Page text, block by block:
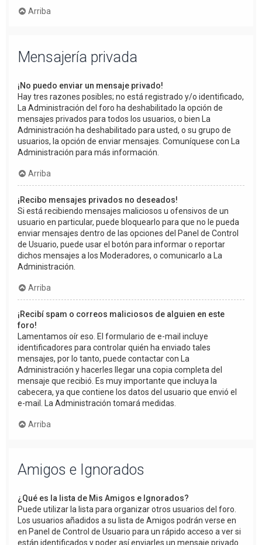
Arriba
Mensajería privada
¡No puedo enviar un mensaje privado!
Hay tres razones posibles; no está registrado y/o identificado,
La Administración del foro ha deshabilitado la opción de
mensajes privados para todos los usuarios, o bien La
Administración ha deshabilitado para usted, o su grupo de
usuarios, la opción de enviar mensajes. Comuníquese con La
Administración para más información.
Arriba
¡Recibo mensajes privados no deseados!
Si está recibiendo mensajes maliciosos u ofensivos de un
usuario en particular, puede bloquearlo para que no le pueda
enviar mensajes dentro de las opciones del Panel de Control
de Usuario, puede usar el botón para informar o reportar
dichos mensajes a los Moderadores, o comunicarlo a La
Administración.
Arriba
¡Recibí spam o correos maliciosos de alguien en este
foro!
Lamentamos oír eso. El formulario de e-mail incluye
identificadores para controlar quién ha enviado tales
mensajes, por lo tanto, puede contactar con La
Administración y hacerles llegar una copia completa del
mensaje que recibió. Es muy importante que incluya la
cabecera, ya que contiene los datos del usuario que envió el
e-mail. La Administración tomará medidas.
Arriba
Amigos e Ignorados
¿Qué es la lista de Mis Amigos e Ignorados?
Puede utilizar la lista para organizar otros usuarios del foro.
Los usuarios añadidos a su lista de Amigos podrán verse en
en Panel de Control de Usuario para un rápido acceso a ver si
están identificados y poder así enviarles un mensaje privado.